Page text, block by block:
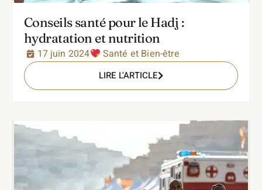
Conseils santé pour le Hadj :
hydratation et nutrition
17 juin 2024 Santé et Bien-être
LIRE L'ARTICLE